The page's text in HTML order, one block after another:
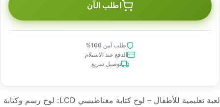
اطلب الآن
طلب آمن 100%
الدفع عند الاستلام
توصيل سريع
لعبة تعليمية للأطفال – لوح كتابة مغناطيسي LCD: لوح رسم وكتابة